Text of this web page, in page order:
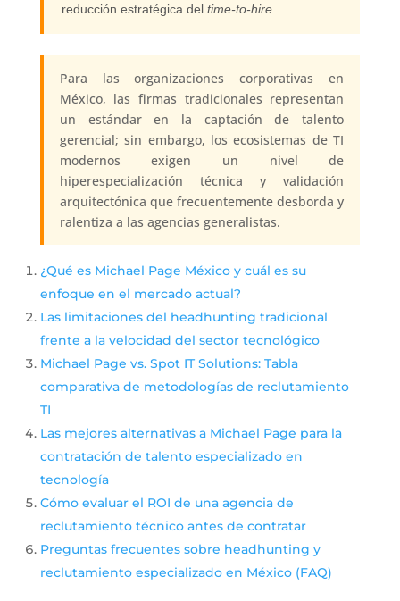
reducción estratégica del time-to-hire.
Para las organizaciones corporativas en
México, las firmas tradicionales representan
un estándar en la captación de talento
gerencial; sin embargo, los ecosistemas de TI
modernos exigen un nivel de
hiperespecialización técnica y validación
arquitectónica que frecuentemente desborda y
ralentiza a las agencias generalistas.
¿Qué es Michael Page México y cuál es su
enfoque en el mercado actual?
Las limitaciones del headhunting tradicional
frente a la velocidad del sector tecnológico
Michael Page vs. Spot IT Solutions: Tabla
comparativa de metodologías de reclutamiento
TI
Las mejores alternativas a Michael Page para la
contratación de talento especializado en
tecnología
Cómo evaluar el ROI de una agencia de
reclutamiento técnico antes de contratar
Preguntas frecuentes sobre headhunting y
reclutamiento especializado en México (FAQ)